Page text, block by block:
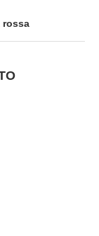
rossa